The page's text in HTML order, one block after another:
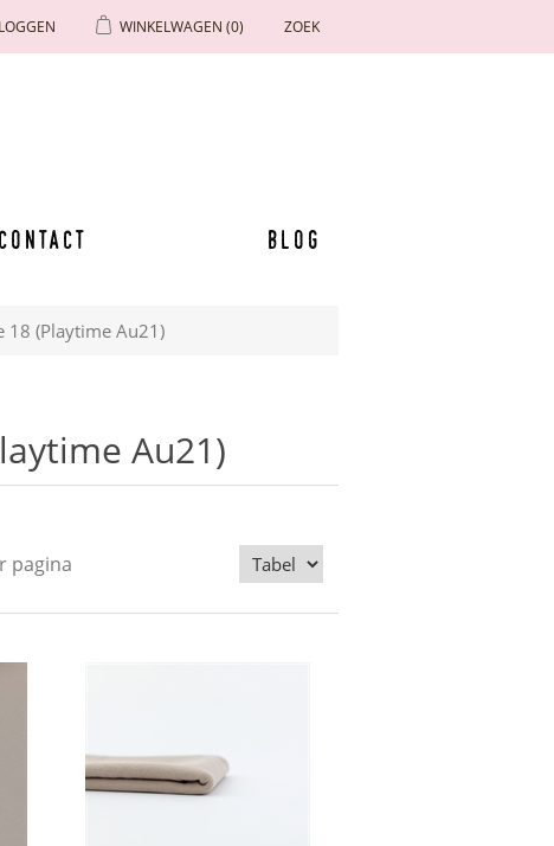
WINKELWAGEN (0) ZOEK
Contact Blog
18 (Playtime Au21)
Au21)
pagina